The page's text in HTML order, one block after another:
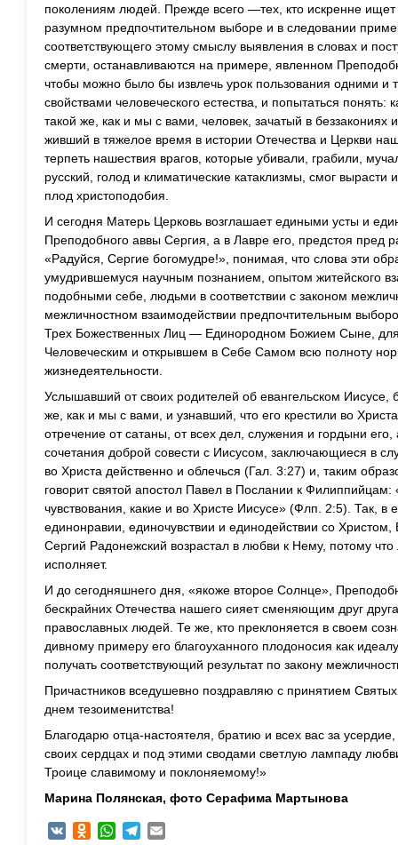
поколениям людей. Прежде всего —тех, кто искренне ищет
разумном предпочтительном выборе и в следовании
соответствующего этому смыслу выявления в словах и
смерти, останавливаются на примере, явленном
чтобы можно было бы извлечь урок пользования одними
свойствами человеческого естества, и попытаться понять:
такой же, как и мы с вами, человек, зачатый в
живший в тяжелое время в истории Отечества и Церкви
терпеть нашествия врагов, которые убивали, грабили,
русский, голод и климатические катаклизмы, смог
плод христоподобия.
И сегодня Матерь Церковь возглашает едиными усты и
Преподобного аввы Сергия, а в Лавре его, предстоя пред
«Радуйся, Сергие богомудре!», понимая, что слова эти
умудрившемуся научным познанием, опытом житейского
подобными себе, людьми в соответствии с законом
межличностном взаимодействии предпочтительным
Трех Божественных Лиц — Единородном Божием Сыне,
Человеческим и открывшем в Себе Самом всю полноту
жизнедеятельности.
Услышавший от своих родителей об евангельском
же, как и мы с вами, и узнавший, что его крестили во
отречение от сатаны, от всех дел, служения и гордыни
сочетания доброй совести с Иисусом, заключающиеся в
во Христа действенно и облечься (Гал. 3:27) и, таким
говорит святой апостол Павел в Послании к
чувствования, какие и во Христе Иисусе» (Флп. 2:5). Так,
единонравии, единочувствии и единодействии со
Сергий Радонежский возрастал в любви к Нему, потому что
исполняет.
И до сегодняшнего дня, «якоже второе Солнце»,
бескрайних Отечества нашего сияет сменяющим друг
православных людей. Те же, кто преклоняется в своем
дивному примеру его благоуханного плодоносия как
получать соответствующий результат по закону
Причастников вседушевно поздравляю с принятием
днем тезоименитства!
Благодарю отца-настоятеля, братию и всех вас за
своих сердцах и под этими сводами светлую лампаду
Троице славимому и поклоняемому!»
Марина Полянская, фото Серафима Мартынова
VK Odnoklassniki
WhatsAppTelegram